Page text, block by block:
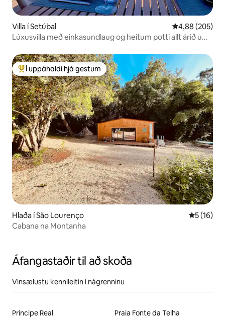
Villa í Setúbal 4,88 af 5 í
4,88 (205)
Lúxusvilla með einkasundlaug og heitum potti allt árið um
Í mestu uppáhaldi hjá gestum
Í uppáhaldi hjá gestum
Hlaða í São Lourenço 5 af 5 í
5 (16)
Cabana na Montanha
Áfangastaðir til að skoða
Vinsælustu kennileitin í nágrenninu
Príncipe Real Praia Fonte da Telha